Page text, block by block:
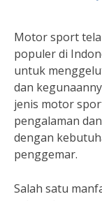
Motor sport
populer di
untuk
dan
jenis motor
pengalaman
dengan
penggemar.
Salah satu